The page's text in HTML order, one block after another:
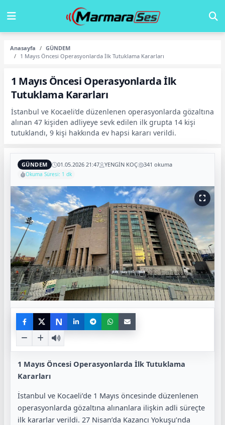
Anasayfa
GÜNDEM
1 Mayıs Öncesi Operasyonlarda İlk Tutuklama Kararları
1 Mayıs Öncesi Operasyonlarda İlk
Tutuklama Kararları
İstanbul ve Kocaeli’de düzenlenen operasyonlarda gözaltına
alınan 47 kişiden adliyeye sevk edilen ilk grupta 14 kişi
tutuklandı, 9 kişi hakkında ev hapsi kararı verildi.
GÜNDEM 01.05.2026 21:47 YENGİN KOÇ 341 okuma
Okuma Süresi: 1 dk
N
1 Mayıs Öncesi Operasyonlarda İlk Tutuklama
Kararları
İstanbul ve Kocaeli’de 1 Mayıs öncesinde düzenlenen
operasyonlarda gözaltına alınanlara ilişkin adli süreçte
ilk kararlar verildi. 27 Nisan’da Kazancı Yokuşu’nda